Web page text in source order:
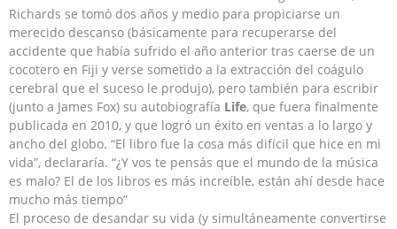
Richards se tomó dos años y medio para propiciarse un
merecido descanso (básicamente para recuperarse del
accidente que había sufrido el año anterior tras caerse de un
cocotero en Fiji y verse sometido a la extracción del coágulo
cerebral que el suceso le produjo), pero también para escribir
(junto a James Fox) su autobiografía Life, que fuera finalmente
publicada en 2010, y que logró un éxito en ventas a lo largo y
ancho del globo. “El libro fue la cosa más difícil que hice en mi
vida”, declararía. “¿Y vos te pensás que el mundo de la música
es malo? El de los libros es más increíble, están ahí desde hace
mucho más tiempo”
El proceso de desandar su vida (y simultáneamente convertirse